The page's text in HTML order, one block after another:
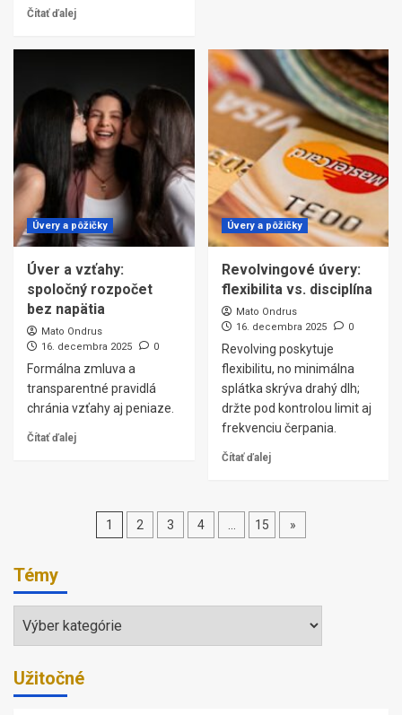
Čítať ďalej
Úvery a pôžičky
Úver a vzťahy:
spoločný rozpočet
bez napätia
Mato Ondrus
16. decembra 2025
0
Formálna zmluva a
transparentné pravidlá
chránia vzťahy aj peniaze.
Čítať ďalej
Úvery a pôžičky
Revolvingové úvery:
flexibilita vs. disciplína
Mato Ondrus
16. decembra 2025
0
Revolving poskytuje
flexibilitu, no minimálna
splátka skrýva drahý dlh;
držte pod kontrolou limit aj
frekvenciu čerpania.
Čítať ďalej
Stránkovanie
1 2 3 4 15 »
Témy
Témy
Užitočné